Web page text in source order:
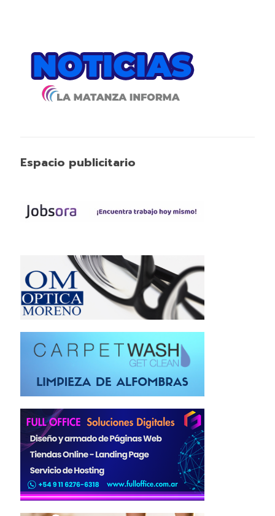
Espacio publicitario